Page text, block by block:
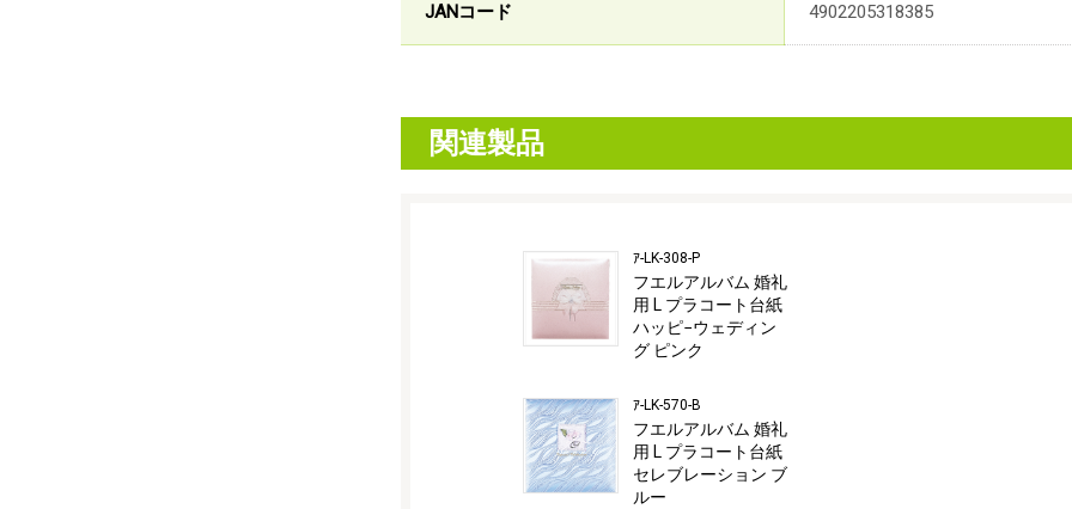
JANコード 4902205318385
関連製品
ｱ-LK-308-P
フエルアルバム 婚礼
用 L プラコート台紙
ハッピ−ウェディン
グ ピンク
ｱ-LK-570-B
フエルアルバム 婚礼
用 L プラコート台紙
セレブレーション ブ
ルー